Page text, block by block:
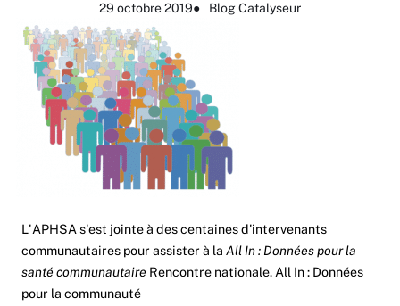
29 octobre 2019● Blog Catalyseur
L'APHSA s'est jointe à des centaines d'intervenants
communautaires pour assister à la All In : Données pour la
santé communautaire Rencontre nationale. All In : Données
pour la communauté